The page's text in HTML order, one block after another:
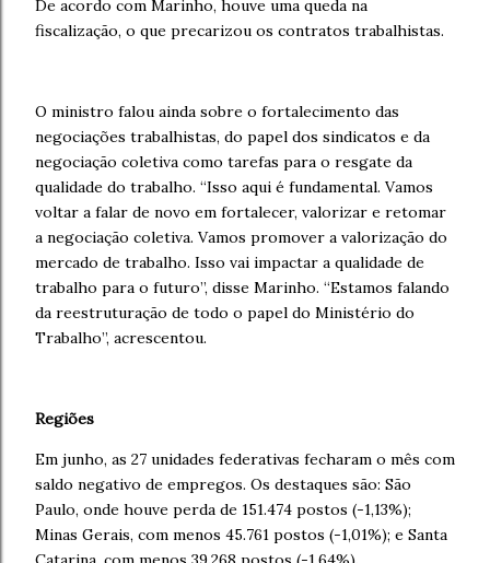
De acordo com Marinho, houve uma queda na
fiscalização, o que precarizou os contratos trabalhistas.
O ministro falou ainda sobre o fortalecimento das
negociações trabalhistas, do papel dos sindicatos e da
negociação coletiva como tarefas para o resgate da
qualidade do trabalho. “Isso aqui é fundamental. Vamos
voltar a falar de novo em fortalecer, valorizar e retomar
a negociação coletiva. Vamos promover a valorização do
mercado de trabalho. Isso vai impactar a qualidade de
trabalho para o futuro”, disse Marinho. “Estamos falando
da reestruturação de todo o papel do Ministério do
Trabalho”, acrescentou.
Regiões
Em junho, as 27 unidades federativas fecharam o mês com
saldo negativo de empregos. Os destaques são: São
Paulo, onde houve perda de 151.474 postos (-1,13%);
Minas Gerais, com menos 45.761 postos (-1,01%); e Santa